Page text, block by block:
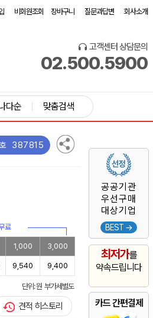
비회원조회 장바구니 질문과답변 회사소개
고객센터 상담문의
02.500.5900
공공기관
우선구매
대상기업
BEST →
최저가를
약속드립니다
카드 간편결제
다순 맞춤검색
387815
료
1,000 3,000
9,540 9,400
단위: 원 부가세별도
견적 히스토리